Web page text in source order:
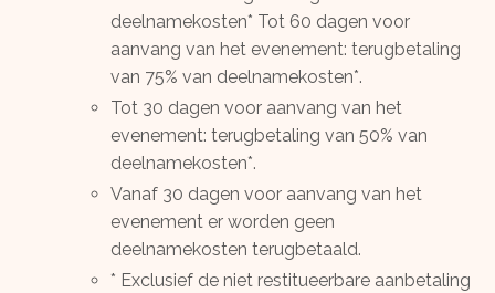
deelnamekosten* Tot 60 dagen voor
aanvang van het evenement: terugbetaling
van 75% van deelnamekosten*.
Tot 30 dagen voor aanvang van het
evenement: terugbetaling van 50% van
deelnamekosten*.
Vanaf 30 dagen voor aanvang van het
evenement er worden geen
deelnamekosten terugbetaald.
* Exclusief de niet restitueerbare aanbetaling